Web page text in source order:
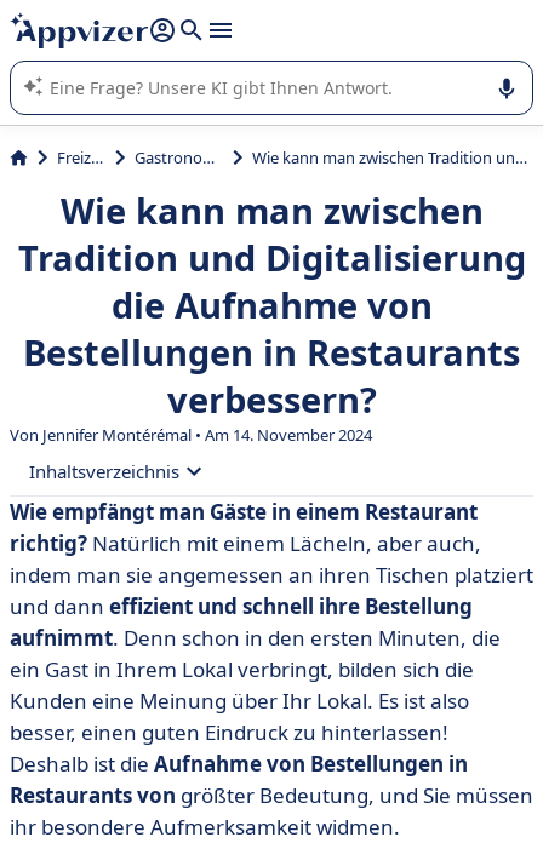
beantworten (mehrere Zeilen mit
Die KI von Appvizer führt Sie bei der Nutzung oder Auswahl
von SaaS-Software in Unternehmen.
Freizeit Gastronomie Wie kann man zwischen Tradition und Digitalisierung die Aufnahme von Bestellungen in Restaurants verbessern?
Wie kann man zwischen
Tradition und Digitalisierung
die Aufnahme von
Bestellungen in Restaurants
verbessern?
Von Jennifer Montérémal • Am 14. November 2024
Inhaltsverzeichnis
• Die Bedeutung der Bestellungsaufnahme im
Restaurant
• Wie nimmt man die Bestellung eines Gastes im
Restaurant effizient auf? 5 Tipps auf dem Menü.
• Warum sollte man die Bestellungsaufnahme im
Restaurant digitalisieren?
• Die verschiedenen Lösungen für die
Bestellungsaufnahme in Restaurants
• Bestellungsaufnahme im Restaurant: Wir fassen
zusammen!
Wie empfängt man Gäste in einem Restaurant
richtig? Natürlich mit einem Lächeln, aber auch,
indem man sie angemessen an ihren Tischen platziert
und dann effizient und schnell ihre Bestellung
aufnimmt. Denn schon in den ersten Minuten, die
ein Gast in Ihrem Lokal verbringt, bilden sich die
Kunden eine Meinung über Ihr Lokal. Es ist also
besser, einen guten Eindruck zu hinterlassen!
Deshalb ist die Aufnahme von Bestellungen in
Restaurants von größter Bedeutung, und Sie müssen
ihr besondere Aufmerksamkeit widmen.